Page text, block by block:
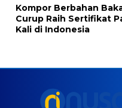
Kompor Berbahan
Curup Raih Sertifikat
Kali di Indonesia